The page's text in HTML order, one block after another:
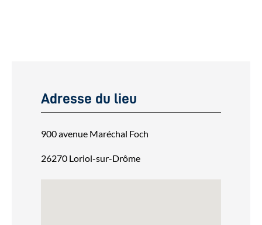
Adresse du lieu
900 avenue Maréchal Foch
26270 Loriol-sur-Drôme